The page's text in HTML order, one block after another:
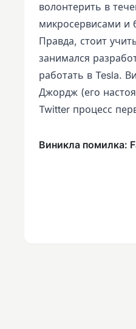
волонтерить в
микросервисами и
Правда, стоит
занимался
работать в Tesla.
Джордж (его
Twitter процесс